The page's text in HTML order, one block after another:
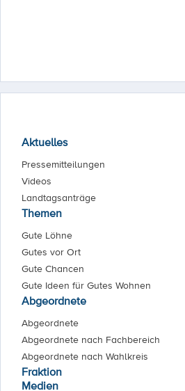
Aktuelles
Pressemitteilungen
Videos
Landtagsanträge
Themen
Gute Löhne
Gutes vor Ort
Gute Chancen
Gute Ideen für Gutes Wohnen
Abgeordnete
Abgeordnete
Abgeordnete nach Fachbereich
Abgeordnete nach Wahlkreis
Fraktion
Medien